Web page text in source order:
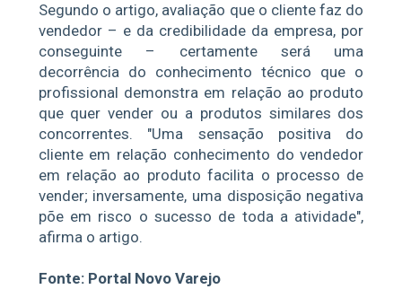
Segundo o artigo, avaliação que o cliente faz do
vendedor – e da credibilidade da empresa, por
conseguinte – certamente será uma
decorrência do conhecimento técnico que o
profissional demonstra em relação ao produto
que quer vender ou a produtos similares dos
concorrentes. "Uma sensação positiva do
cliente em relação conhecimento do vendedor
em relação ao produto facilita o processo de
vender; inversamente, uma disposição negativa
põe em risco o sucesso de toda a atividade",
afirma o artigo.
Fonte: Portal Novo Varejo